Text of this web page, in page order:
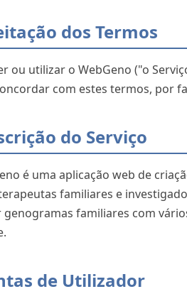
dos Termos
ou utilizar o WebGeno ("o
com estes termos, por
do Serviço
é uma aplicação web de
familiares e
familiares com
de Utilizador